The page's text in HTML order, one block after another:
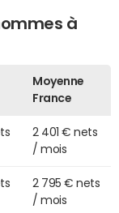
à
Moyenne
France
2 401 € nets
/ mois
2 795 € nets
/ mois